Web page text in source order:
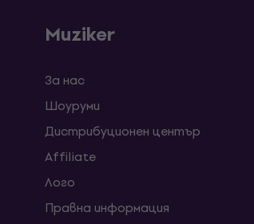
Muziker
За нас
Шоуруми
Дистрибуционен център
Affiliate
Лого
Правна информация